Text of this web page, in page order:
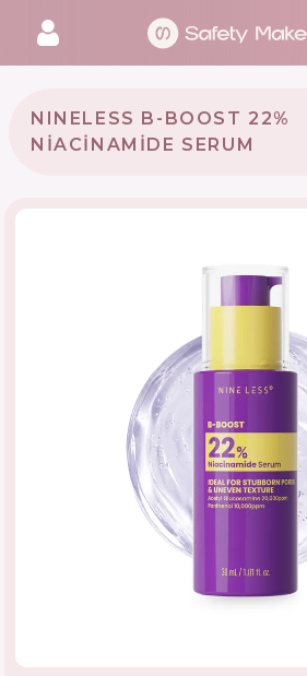
NINELESS B-BOOST 22%
NIACINAMIDE SERUM